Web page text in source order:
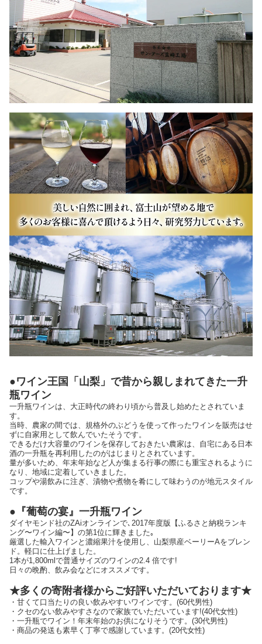
●ワイン王国「山梨」で昔から親しまれてきた一升
瓶ワイン
一升瓶ワインは、大正時代の終わり頃から普及し始めたとされていま
す。
当時、農家の間では、規格外のぶどうを使って作ったワインを販売はせ
ずに自家用として飲んでいたそうです。
できるだけ大容量のワインを保存しておきたい農家は、自宅にある日本
酒の一升瓶を再利用したのがはじまりとされています。
量が多いため、年末年始など人が集まる行事の際にも重宝されるように
なり、地域に定着していきました。
コップや湯飲みに注ぎ、漬物や煮物を肴にして味わうのが地元スタイル
です。
●『葡萄の宴』一升瓶ワイン
ダイヤモンド社のZAiオンラインで､2017年度版【ふるさと納税ランキ
ング〜ワイン編〜】の第1位に輝きました｡
厳選した輸入ワインと濃縮果汁を使用し、山梨県産ベーリーAをブレン
ド。軽口に仕上げました。
1本が1,800mlで普通サイズのワインの2.4 倍です!
日々の晩酌、飲み会などにオススメです。
★多くの寄附者様からご好評いただいております★
・甘くて口当たりの良い飲みやすいワインです。(60代男性)
・クセのない飲みやすさなので家族でいただいています!(40代女性)
・一升瓶でワイン！年末年始のお供になりそうです。(30代男性)
・商品の発送も素早く丁寧で感謝しています。(20代女性)